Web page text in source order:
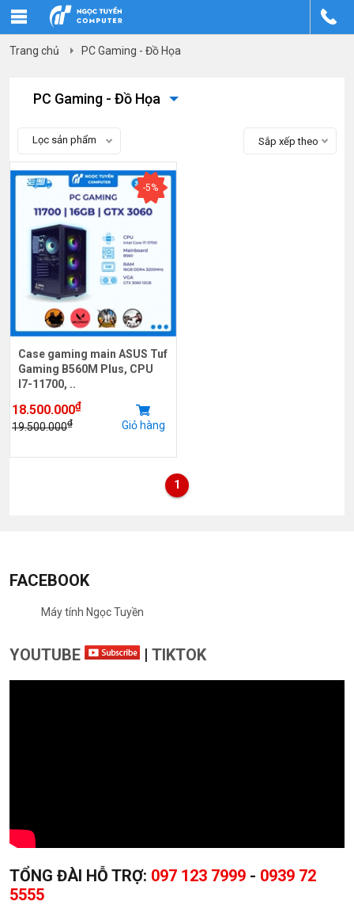
Trang chủ PC Gaming - Đồ Họa
PC Gaming - Đồ Họa
Lọc sản phẩm Sắp xếp theo
-5%
Case gaming main ASUS Tuf
Gaming B560M Plus, CPU
I7-11700, ..
18.500.000₫
19.500.000₫ Giỏ hàng
1
FACEBOOK
Máy tính Ngọc Tuyền
YOUTUBE | TIKTOK
TỔNG ĐÀI HỖ TRỢ: 097 123 7999 - 0939 72
5555